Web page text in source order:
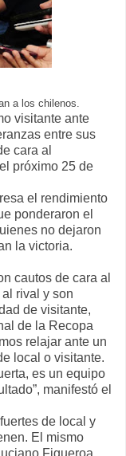
a los chilenos.
visitante ante
entre sus
cara al
próximo 25 de
el rendimiento
ponderaron el
no dejaron
la victoria.
cautos de cara al
rival y son
de visitante,
de la Recopa
relajar ante un
local o visitante.
es un equipo
manifestó el
de local y
El mismo
Figueroa,